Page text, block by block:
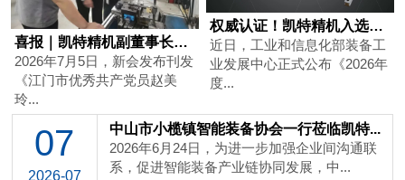
喜报｜凯特精机副董事长赵美玲获评江门...
2026年7月5日，新会发布刊发
《江门市优秀共产党员赵美
玲...
权威认证！凯特精机入选工信部工业母机...
近日，工业和信息化部装备工
业发展中心正式公布《2026年
度...
07
2026-07
中山市小榄镇智能装备协会一行莅临凯特...
2026年6月24日，为进一步加强企业间沟通联
系，促进智能装备产业链协同发展，中...